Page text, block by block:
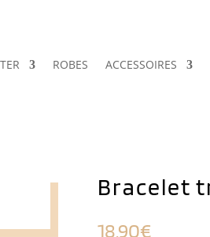
ROBES ACCESSOIRES
Bracelet
18,90€